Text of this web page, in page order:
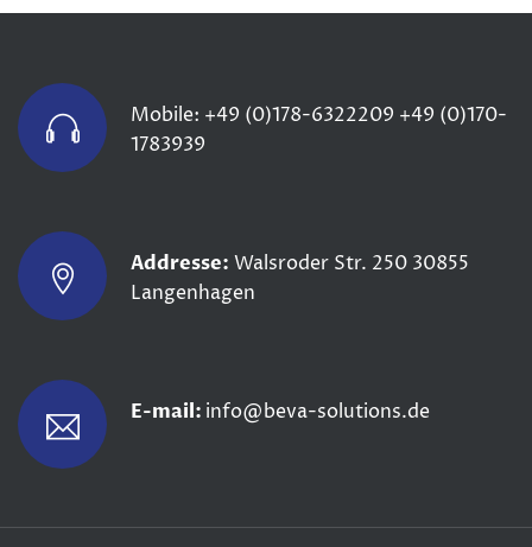
Mobile: +49 (0)178-6322209 +49 (0)170-
1783939
Addresse: Walsroder Str. 250 30855
Langenhagen
E-mail: info@beva-solutions.de